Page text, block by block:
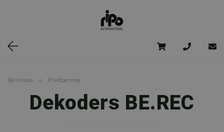
Sākumlapa Privātpersona
Dekoders BE.REC